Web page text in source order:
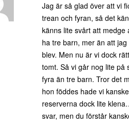
Jag är så glad över att vi
trean och fyran, så det
känns lite svårt att
ha tre barn, mer än att
blev. Men nu är vi dock
tomt. Så vi går nog lite
fyra än tre barn. Tror det
hon föddes hade vi
reserverna dock lite
svar, men du förstår